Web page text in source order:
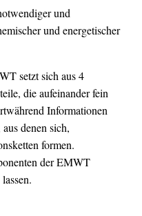
und
und energetischer
setzt sich aus 4
die aufeinander fein
Informationen
denen sich,
formen.
der EMWT